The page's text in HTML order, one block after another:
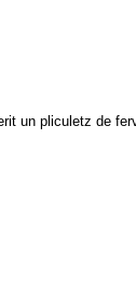
un pliculetz de